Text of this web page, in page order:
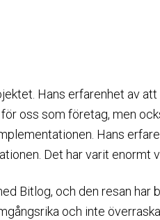
Hans erfarenhet av
oss som företag, men
Hans
Det har varit enormt
Bitlog, och den resan har
och inte